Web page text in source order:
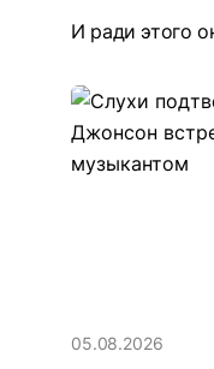
И ради этого
05.08.2026